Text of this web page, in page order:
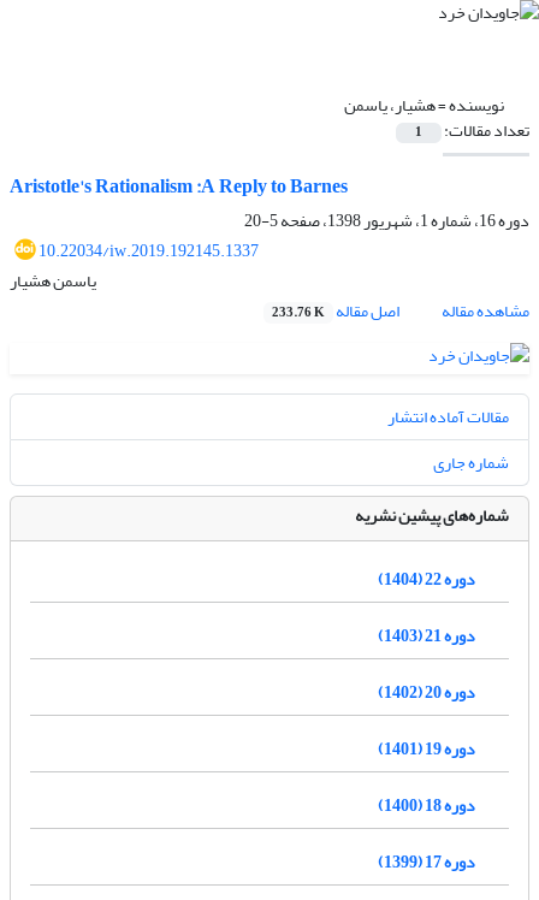
نویسنده =هشیار، یاسمن
تعداد مقالات: 1
Aristotle's Rationalism :A Reply to Barnes
دوره 16، شماره 1، شهریور 1398، صفحه
5-20
10.22034/iw.2019.192145.1337
یاسمن هشیار
مشاهده مقاله
اصل مقاله 233.76 K
مقالات آماده انتشار
شماره جاری
شماره‌های پیشین نشریه
دوره 22 (1404)
دوره 21 (1403)
دوره 20 (1402)
دوره 19 (1401)
دوره 18 (1400)
دوره 17 (1399)